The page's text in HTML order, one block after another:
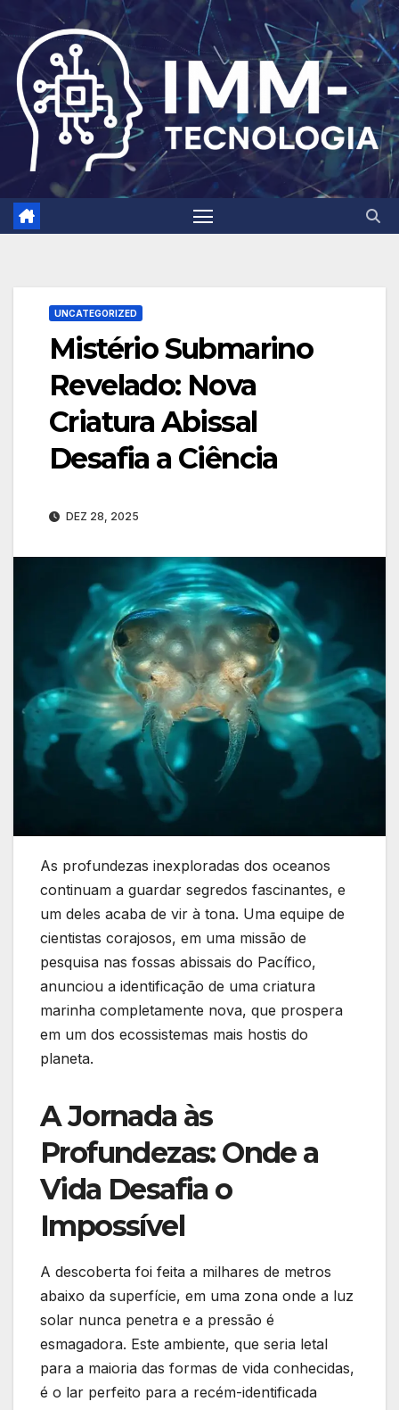
to
content
UNCATEGORIZED
Mistério Submarino
Revelado: Nova
Criatura Abissal
Desafia a Ciência
DEZ 28, 2025
As profundezas inexploradas dos oceanos
continuam a guardar segredos fascinantes, e
um deles acaba de vir à tona. Uma equipe de
cientistas corajosos, em uma missão de
pesquisa nas fossas abissais do Pacífico,
anunciou a identificação de uma criatura
marinha completamente nova, que prospera
em um dos ecossistemas mais hostis do
planeta.
A Jornada às
Profundezas: Onde a
Vida Desafia o
Impossível
A descoberta foi feita a milhares de metros
abaixo da superfície, em uma zona onde a luz
solar nunca penetra e a pressão é
esmagadora. Este ambiente, que seria letal
para a maioria das formas de vida conhecidas,
é o lar perfeito para a recém-identificada